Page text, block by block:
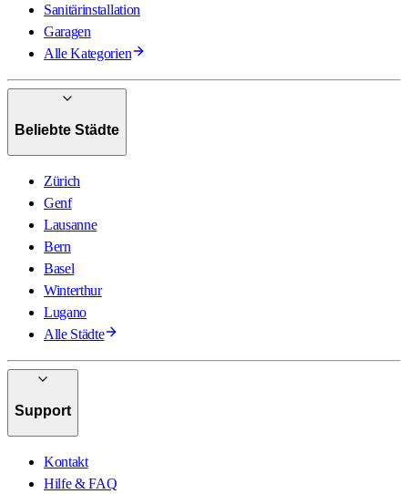
Sanitärinstallation
Garagen
Alle Kategorien
Beliebte Städte
Zürich
Genf
Lausanne
Bern
Basel
Winterthur
Lugano
Alle Städte
Support
Kontakt
Hilfe & FAQ